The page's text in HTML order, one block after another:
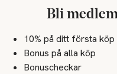
Bli
10% på ditt första
Bonus på alla köp
Bonuscheckar